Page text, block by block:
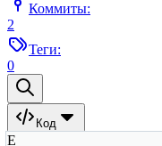
Коммиты:
2
Теги:
0
Код
E